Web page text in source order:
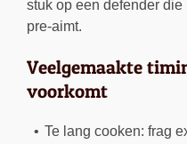
stuk op een defender
pre-aimt.
Veelgemaakte
voorkomt
Te lang cooken: frag